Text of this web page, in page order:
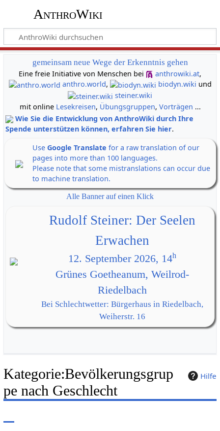
AnthroWiki
gemeinsam neue Wege der Erkenntnis gehen
Eine freie Initiative von Menschen bei
anthrowiki.at,
anthro.world, biodyn.wiki und
steiner.wiki
mit online Lesekreisen, Übungsgruppen, Vorträgen ...
Wie Sie die Entwicklung von AnthroWiki durch Ihre
Spende unterstützen können, erfahren Sie hier.
Use Google Translate for a raw translation of our
pages into more than 100 languages.
Please note that some mistranslations can occur due
to machine translation.
Alle Banner auf einen Klick
Rudolf Steiner: Der Seelen
Erwachen
12. September 2026, 14h
Grünes Goetheanum, Weilrod-
Riedelbach
Bei Schlechtwetter: Bürgerhaus in Riedelbach,
Weiherstr. 16
Hilfe
Kategorie:Bevölkerungsgrup
pe nach Geschlecht